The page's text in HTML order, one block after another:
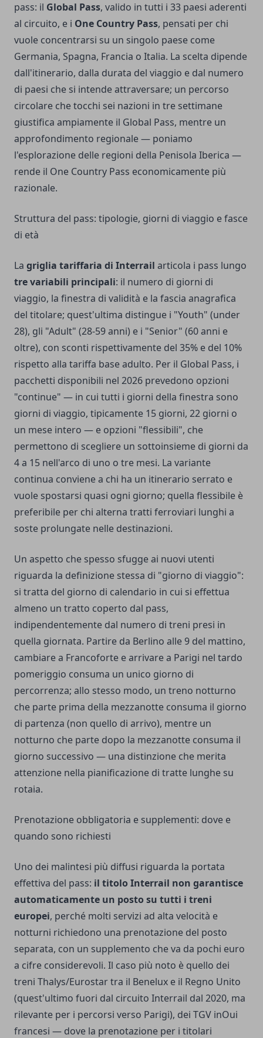
pass: il Global Pass, valido in tutti i 33 paesi aderenti
al circuito, e i One Country Pass, pensati per chi
vuole concentrarsi su un singolo paese come
Germania, Spagna, Francia o Italia. La scelta dipende
dall'itinerario, dalla durata del viaggio e dal numero
di paesi che si intende attraversare; un percorso
circolare che tocchi sei nazioni in tre settimane
giustifica ampiamente il Global Pass, mentre un
approfondimento regionale — poniamo
l'esplorazione delle regioni della Penisola Iberica —
rende il One Country Pass economicamente più
razionale.
Struttura del pass: tipologie, giorni di viaggio e fasce
di età
La griglia tariffaria di Interrail articola i pass lungo
tre variabili principali: il numero di giorni di
viaggio, la finestra di validità e la fascia anagrafica
del titolare; quest'ultima distingue i "Youth" (under
28), gli "Adult" (28-59 anni) e i "Senior" (60 anni e
oltre), con sconti rispettivamente del 35% e del 10%
rispetto alla tariffa base adulto. Per il Global Pass, i
pacchetti disponibili nel 2026 prevedono opzioni
"continue" — in cui tutti i giorni della finestra sono
giorni di viaggio, tipicamente 15 giorni, 22 giorni o
un mese intero — e opzioni "flessibili", che
permettono di scegliere un sottoinsieme di giorni da
4 a 15 nell'arco di uno o tre mesi. La variante
continua conviene a chi ha un itinerario serrato e
vuole spostarsi quasi ogni giorno; quella flessibile è
preferibile per chi alterna tratti ferroviari lunghi a
soste prolungate nelle destinazioni.
Un aspetto che spesso sfugge ai nuovi utenti
riguarda la definizione stessa di "giorno di viaggio":
si tratta del giorno di calendario in cui si effettua
almeno un tratto coperto dal pass,
indipendentemente dal numero di treni presi in
quella giornata. Partire da Berlino alle 9 del mattino,
cambiare a Francoforte e arrivare a Parigi nel tardo
pomeriggio consuma un unico giorno di
percorrenza; allo stesso modo, un treno notturno
che parte prima della mezzanotte consuma il giorno
di partenza (non quello di arrivo), mentre un
notturno che parte dopo la mezzanotte consuma il
giorno successivo — una distinzione che merita
attenzione nella pianificazione di tratte lunghe su
rotaia.
Prenotazione obbligatoria e supplementi: dove e
quando sono richiesti
Uno dei malintesi più diffusi riguarda la portata
effettiva del pass: il titolo Interrail non garantisce
automaticamente un posto su tutti i treni
europei, perché molti servizi ad alta velocità e
notturni richiedono una prenotazione del posto
separata, con un supplemento che va da pochi euro
a cifre considerevoli. Il caso più noto è quello dei
treni Thalys/Eurostar tra il Benelux e il Regno Unito
(quest'ultimo fuori dal circuito Interrail dal 2020, ma
rilevante per i percorsi verso Parigi), dei TGV inOui
francesi — dove la prenotazione per i titolari